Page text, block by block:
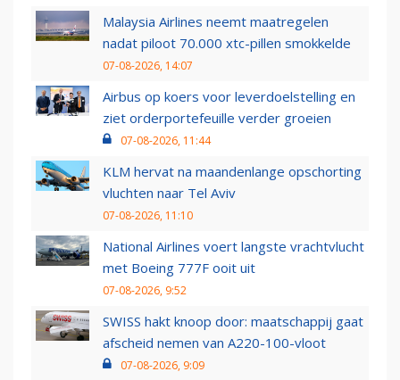
Malaysia Airlines neemt maatregelen
nadat piloot 70.000 xtc-pillen smokkelde
07-08-2026, 14:07
Airbus op koers voor leverdoelstelling en
ziet orderportefeuille verder groeien
07-08-2026, 11:44
KLM hervat na maandenlange opschorting
vluchten naar Tel Aviv
07-08-2026, 11:10
National Airlines voert langste vrachtvlucht
met Boeing 777F ooit uit
07-08-2026, 9:52
SWISS hakt knoop door: maatschappij gaat
afscheid nemen van A220-100-vloot
07-08-2026, 9:09